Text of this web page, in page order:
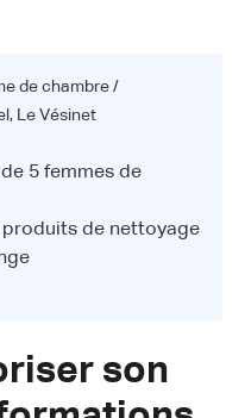
de chambre /
Le Vésinet
5 femmes de
de nettoyage
son